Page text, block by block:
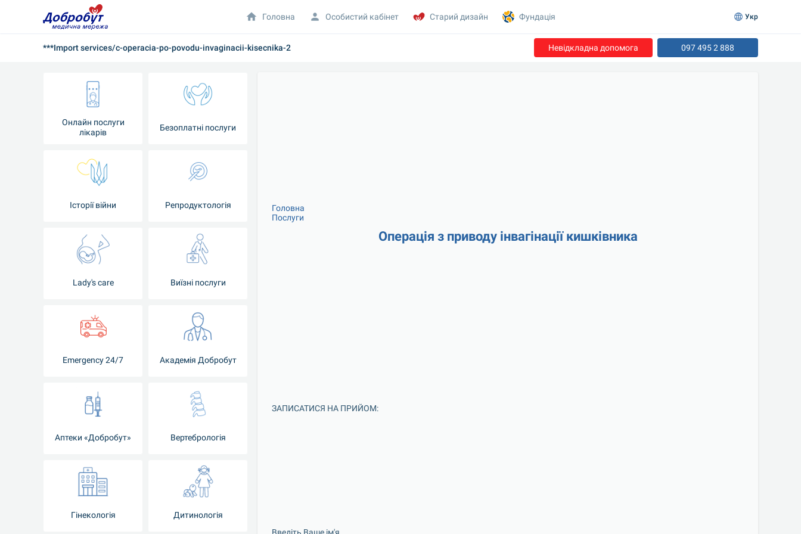
***Import services/c-operacia-po-povodu-invaginacii-kisecnika-2 Невідкладна допомога 097 495 2 888
Онлайн послуги
лікарів
Безоплатні послуги
Історії війни Репродуктологія
Lady's care Виїзні послуги
Emergency 24/7 Академія Добробут
Аптеки «Добробут» Вертебрологія
Гінекологія Дитинологія
Головна
Послуги
Операція з приводу інвагінації кишківника
ЗАПИСАТИСЯ НА ПРИЙОМ:
Головна Особистий кабінет Старий дизайн Фундація Укр